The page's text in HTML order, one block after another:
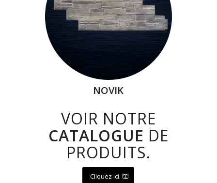
NOVIK
VOIR NOTRE
CATALOGUE DE
PRODUITS.
Cliquez ici.